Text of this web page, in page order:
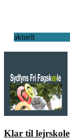
aktuelt
Klar til lejrskole